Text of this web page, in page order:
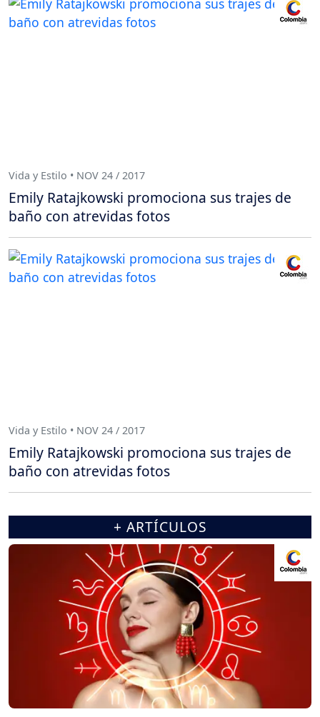
Vida y Estilo • NOV 24 / 2017
Emily Ratajkowski promociona sus trajes de
baño con atrevidas fotos
Vida y Estilo • NOV 24 / 2017
Emily Ratajkowski promociona sus trajes de
baño con atrevidas fotos
+ ARTÍCULOS